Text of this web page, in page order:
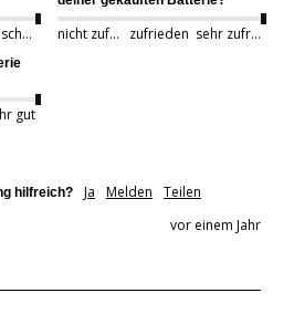
sehr schnell nicht zufrieden zufrieden sehr zufrieden
gut
hilfreich? Ja Melden
Teilen
vor einem Jahr